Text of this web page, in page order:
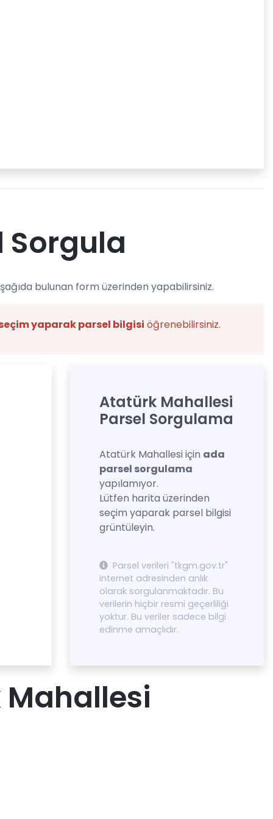
Sorgula
bulunan form üzerinden yapabilirsiniz.
yaparak parsel bilgisi öğrenebilirsiniz.
Atatürk Mahallesi
Parsel Sorgulama
Atatürk Mahallesi için ada
parsel sorgulama
yapılamıyor.
Lütfen harita üzerinden
seçim yaparak parsel bilgisi
grüntüleyin.
Parsel verileri "tkgm.gov.tr"
internet adresinden anlık
olarak sorgulanmaktadır. Bu
verilerin hiçbir resmi geçerliliği
yoktur. Bu veriler sadece bilgi
edinme amaçlıdır.